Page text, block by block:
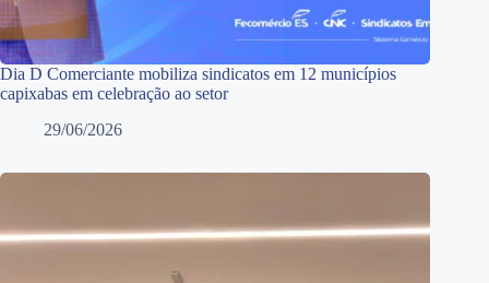
Dia D Comerciante mobiliza sindicatos em 12 municípios
capixabas em celebração ao setor
29/06/2026